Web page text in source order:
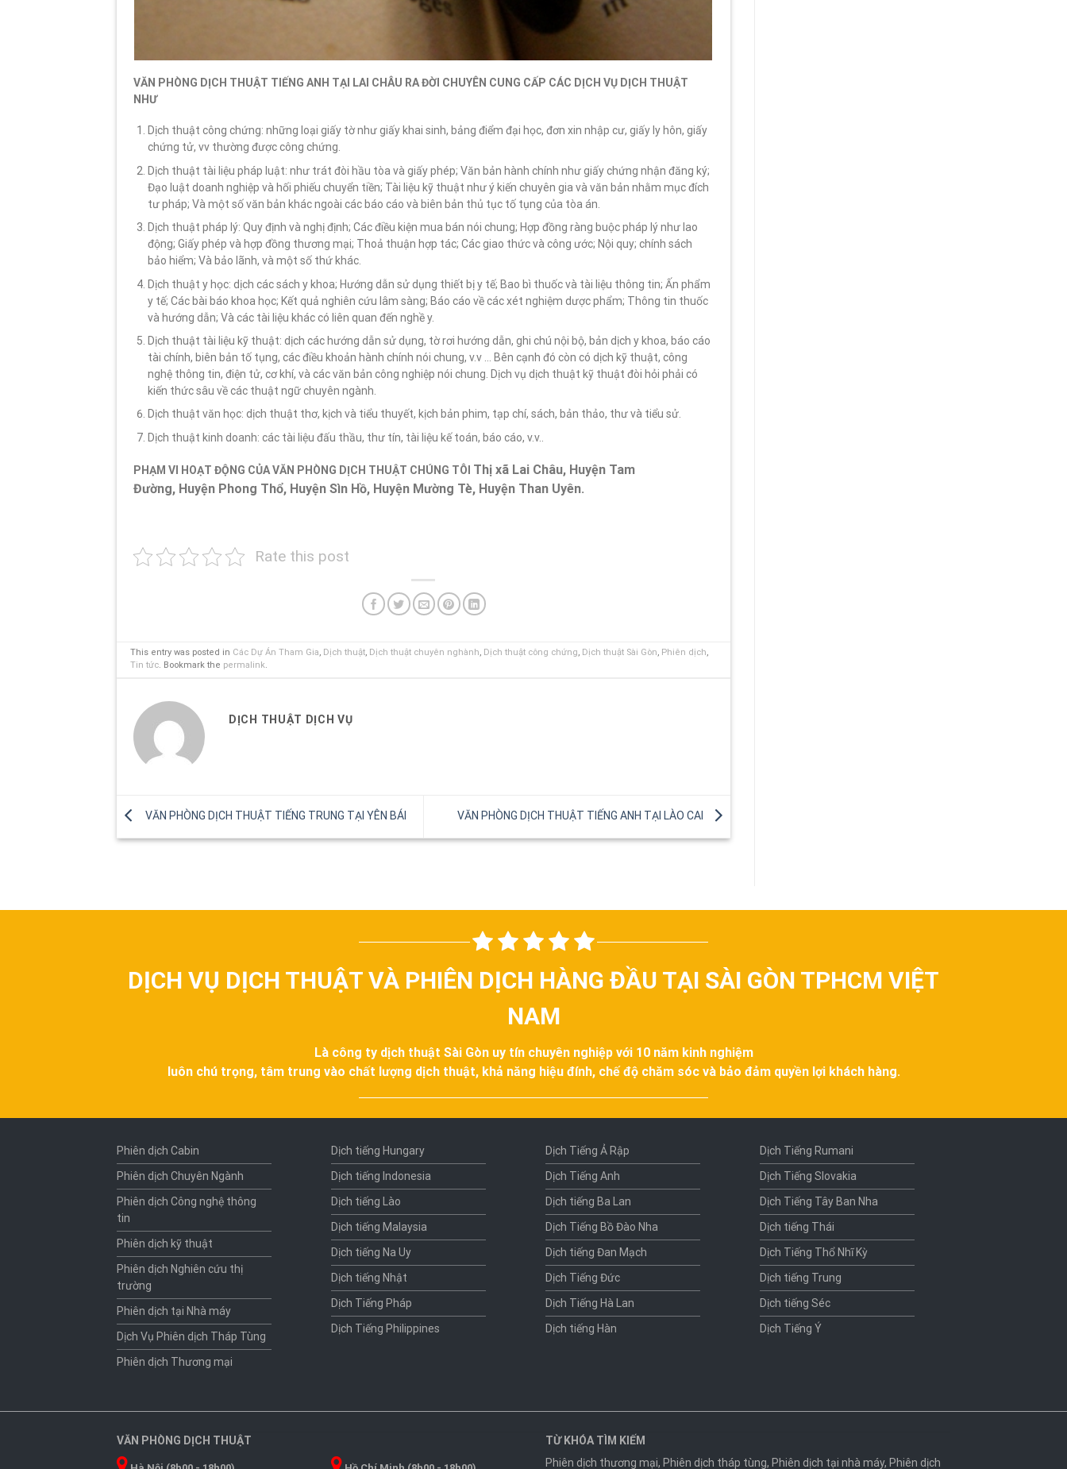
VĂN PHÒNG DỊCH THUẬT TIẾNG ANH TẠI LAI CHÂU RA ĐỜI CHUYÊN CUNG CẤP CÁC DỊCH VỤ DỊCH THUẬT
NHƯ
Dịch thuật công chứng: những loại giấy tờ như giấy khai sinh, bảng điểm đại học, đơn xin nhập cư, giấy ly hôn, giấy
chứng tử, vv thường được công chứng.
Dịch thuật tài liệu pháp luật: như trát đòi hầu tòa và giấy phép; Văn bản hành chính như giấy chứng nhận đăng ký;
Đạo luật doanh nghiệp và hối phiếu chuyển tiền; Tài liệu kỹ thuật như ý kiến ​​chuyên gia và văn bản nhằm mục đích
tư pháp; Và một số văn bản khác ngoài các báo cáo và biên bản thủ tục tố tụng của tòa án.
Dịch thuật pháp lý: Quy định và nghị định; Các điều kiện mua bán nói chung; Hợp đồng ràng buộc pháp lý như lao
động; Giấy phép và hợp đồng thương mại; Thoả thuận hợp tác; Các giao thức và công ước; Nội quy; chính sách
bảo hiểm; Và bảo lãnh, và một số thứ khác.
Dịch thuật y học: dịch các sách y khoa; Hướng dẫn sử dụng thiết bị y tế; Bao bì thuốc và tài liệu thông tin; Ấn phẩm
y tế; Các bài báo khoa học; Kết quả nghiên cứu lâm sàng; Báo cáo về các xét nghiệm dược phẩm; Thông tin thuốc
và hướng dẫn; Và các tài liệu khác có liên quan đến nghề y.
Dịch thuật tài liệu kỹ thuật: dịch các hướng dẫn sử dụng, tờ rơi hướng dẫn, ghi chú nội bộ, bản dịch y khoa, báo cáo
tài chính, biên bản tố tụng, các điều khoản hành chính nói chung, v.v … Bên cạnh đó còn có dịch kỹ thuật, công
nghệ thông tin, điện tử, cơ khí, và các văn bản công nghiệp nói chung. Dịch vụ dịch thuật kỹ thuật đòi hỏi phải có
kiến thức sâu về các thuật ngữ chuyên ngành.
Dịch thuật văn học: dịch thuật thơ, kịch và tiểu thuyết, kịch bản phim, tạp chí, sách, bản thảo, thư và tiểu sử.
Dịch thuật kinh doanh: các tài liệu đấu thầu, thư tín, tài liệu kế toán, báo cáo, v.v..
PHẠM VI HOẠT ĐỘNG CỦA VĂN PHÒNG DỊCH THUẬT CHÚNG TÔI Thị xã Lai Châu, Huyện Tam
Đường, Huyện Phong Thổ, Huyện Sìn Hồ, Huyện Mường Tè, Huyện Than Uyên.
Rate this post
This entry was posted in Các Dự Án Tham Gia, Dịch thuật, Dịch thuật chuyên nghành, Dịch thuật công chứng, Dịch thuật Sài Gòn, Phiên dịch,
Tin tức. Bookmark the permalink.
DỊCH THUẬT DỊCH VỤ
VĂN PHÒNG DỊCH THUẬT TIẾNG TRUNG TẠI YÊN BÁI VĂN PHÒNG DỊCH THUẬT TIẾNG ANH TẠI LÀO CAI
DỊCH VỤ DỊCH THUẬT VÀ PHIÊN DỊCH HÀNG ĐẦU TẠI SÀI GÒN TPHCM VIỆT
NAM
Là công ty dịch thuật Sài Gòn uy tín chuyên nghiệp với 10 năm kinh nghiệm
luôn chú trọng, tâm trung vào chất lượng dịch thuật, khả năng hiệu đính, chế độ chăm sóc và bảo đảm quyền lợi khách hàng.
Phiên dịch Cabin
Phiên dịch Chuyên Ngành
Phiên dịch Công nghệ thông
tin
Phiên dịch kỹ thuật
Phiên dịch Nghiên cứu thị
trường
Phiên dịch tại Nhà máy
Dịch Vụ Phiên dịch Tháp Tùng
Phiên dịch Thương mại
Dịch tiếng Hungary
Dịch tiếng Indonesia
Dịch tiếng Lào
Dịch tiếng Malaysia
Dịch tiếng Na Uy
Dịch tiếng Nhật
Dịch Tiếng Pháp
Dịch Tiếng Philippines
Dịch Tiếng Ả Rập
Dịch Tiếng Anh
Dịch tiếng Ba Lan
Dịch Tiếng Bồ Đào Nha
Dịch tiếng Đan Mạch
Dịch Tiếng Đức
Dịch Tiếng Hà Lan
Dịch tiếng Hàn
Dịch Tiếng Rumani
Dịch Tiếng Slovakia
Dịch Tiếng Tây Ban Nha
Dịch tiếng Thái
Dịch Tiếng Thổ Nhĩ Kỳ
Dịch tiếng Trung
Dịch tiếng Séc
Dịch Tiếng Ý
VĂN PHÒNG DỊCH THUẬT
TỪ KHÓA TÌM KIẾM
Phiên dịch thương mại, Phiên dịch tháp tùng, Phiên dịch tại nhà máy, Phiên dịch